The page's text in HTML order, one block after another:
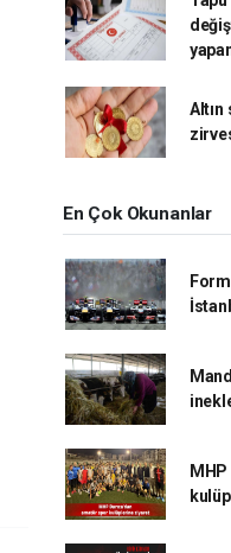
Altın
En Çok Okunanlar